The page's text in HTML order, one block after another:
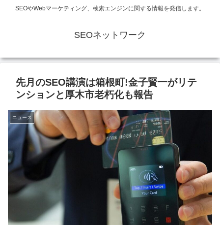
SEOやWebマーケティング、検索エンジンに関する情報を発信します。
SEOネットワーク
先月のSEO講演は箱根町!金子賢一がリテ
ンションと厚木市老朽化も報告
ニュース